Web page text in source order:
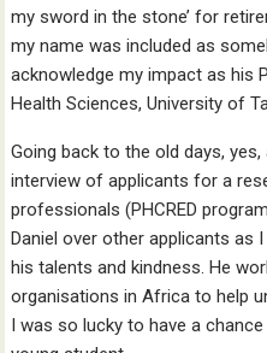
my sword in the stone’ for
my name was included as
acknowledge my impact as his
Health Sciences, University of
Going back to the old days,
interview of applicants for a
professionals (PHCRED
Daniel over other applicants
his talents and kindness. He
organisations in Africa to help
I was so lucky to have a